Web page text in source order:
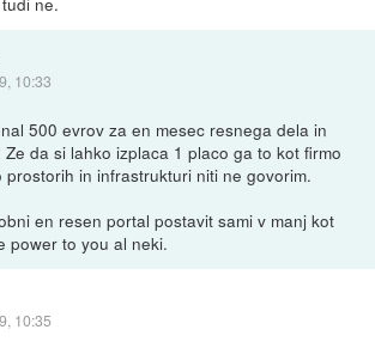
10:33
500 evrov za en mesec resnega dela in
da si lahko izplaca 1 placo ga to kot firmo
in infrastrukturi niti ne govorim.
en resen portal postavit sami v manj kot
power to you al neki.
10:35